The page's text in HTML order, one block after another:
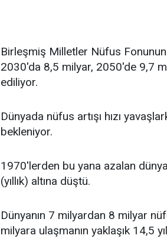
Birleşmiş Milletler Nüfus Fonunun
2030'da 8,5 milyar, 2050'de 9,7
ediliyor.
Dünyada nüfus artışı hızı
bekleniyor.
1970'lerden bu yana azalan
(yıllık) altına düştü.
Dünyanın 7 milyardan 8 milyar
milyara ulaşmanın yaklaşık 14,5